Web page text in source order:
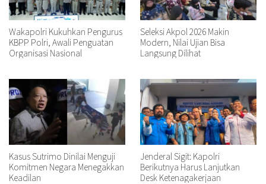
Wakapolri Kukuhkan Pengurus
KBPP Polri, Awali Penguatan
Organisasi Nasional
Seleksi Akpol 2026 Makin
Modern, Nilai Ujian Bisa
Langsung Dilihat
Kasus Sutrimo Dinilai Menguji
Komitmen Negara Menegakkan
Keadilan
Jenderal Sigit: Kapolri
Berikutnya Harus Lanjutkan
Desk Ketenagakerjaan